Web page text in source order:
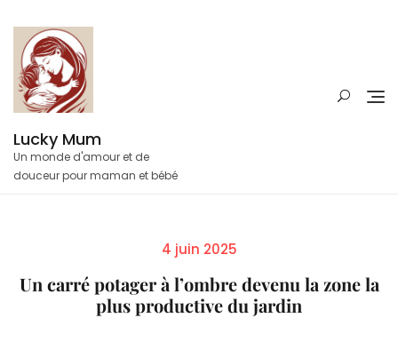
content
Lucky Mum
Un monde d'amour et de
douceur pour maman et bébé
Posted
4 juin 2025
Un carré potager à l’ombre devenu la zone la
plus productive du jardin